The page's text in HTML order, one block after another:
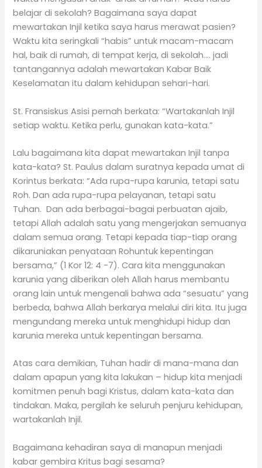
belajar di sekolah? Bagaimana saya dapat
mewartakan Injil ketika saya harus merawat pasien?
Waktu kita seringkali “habis” untuk macam-macam
hal, baik di rumah, di tempat kerja, di sekolah…. jadi
tantangannya adalah mewartakan Kabar Baik
Keselamatan itu dalam kehidupan sehari-hari.
St. Fransiskus Asisi pernah berkata: “Wartakanlah Injil
setiap waktu. Ketika perlu, gunakan kata-kata.”
Lalu bagaimana kita dapat mewartakan Injil tanpa
kata-kata? St. Paulus dalam suratnya kepada umat di
Korintus berkata: “Ada rupa-rupa karunia, tetapi satu
Roh. Dan ada rupa-rupa pelayanan, tetapi satu
Tuhan. Dan ada berbagai-bagai perbuatan ajaib,
tetapi Allah adalah satu yang mengerjakan semuanya
dalam semua orang. Tetapi kepada tiap-tiap orang
dikaruniakan penyataan Rohuntuk kepentingan
bersama,” (1 Kor 12: 4 -7). Cara kita menggunakan
karunia yang diberikan oleh Allah harus membantu
orang lain untuk mengenali bahwa ada “sesuatu” yang
berbeda, bahwa Allah berkarya melalui diri kita. Itu juga
mengundang mereka untuk menghidupi hidup dan
karunia mereka untuk kepentingan bersama.
Atas cara demikian, Tuhan hadir di mana-mana dan
dalam apapun yang kita lakukan – hidup kita menjadi
komitmen penuh bagi Kristus, dalam kata-kata dan
tindakan. Maka, pergilah ke seluruh penjuru kehidupan,
wartakanlah Injil.
Bagaimana kehadiran saya di manapun menjadi
kabar gembira Kritus bagi sesama?